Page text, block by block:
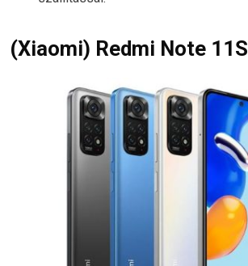
(Xiaomi) Redmi Note 11S